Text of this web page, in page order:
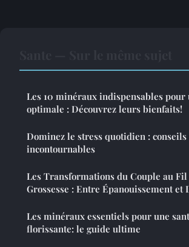
Les 10 minéraux indispensables pour
optimale : Découvrez leurs bienfaits!
Dominez le stress quotidien :
incontournables
Les Transformations du Couple au Fil
Grossesse : Entre Épanouissement et
Les minéraux essentiels pour une
florissante: le guide ultime